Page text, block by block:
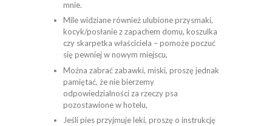
mnie.
Mile widziane również ulubione przysmaki,
kocyk/posłanie z zapachem domu, koszulka
czy skarpetka właściciela – pomoże poczuć
się pewniej w nowym miejscu,
Można zabrać zabawki, miski, proszę jednak
pamiętać, że nie bierzemy
odpowiedzialności za rzeczy psa
pozostawione w hotelu,
Jeśli pies przyjmuje leki, proszę o instrukcję